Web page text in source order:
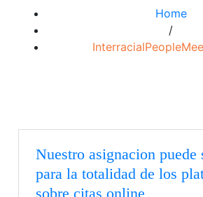
Home
/
Nuestro asignacion puede
para la totalidad de los
sobre citas online